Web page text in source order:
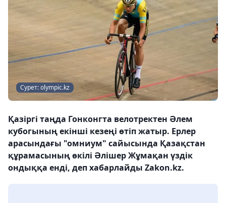
Сурет: olympic.kz
Қазіргі таңда Гонконгта велотректен Әлем
кубогының екінші кезеңі өтіп жатыр. Ерлер
арасындағы "омниум" сайысында Қазақстан
құрамасының өкілі Әлішер Жұмақан үздік
ондыққа енді, деп хабарлайды Zakon.kz.